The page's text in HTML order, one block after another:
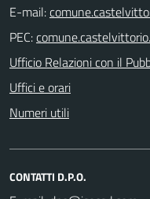
E-mail:
PEC:
Ufficio Relazioni con il
Uffici e orari
Numeri utili
CONTATTI D.P.O.